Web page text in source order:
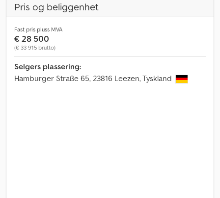
Pris og beliggenhet
Fast pris pluss MVA
€ 28 500
(€ 33 915 brutto)
Selgers plassering:
Hamburger Straße 65, 23816 Leezen, Tyskland